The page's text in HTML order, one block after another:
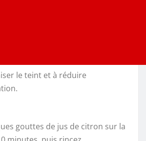
le teint et à réduire
gouttes de jus de citron sur la